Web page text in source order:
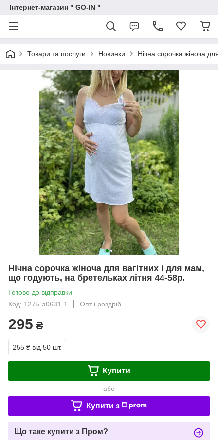
Інтернет-магазин " GO-IN "
Товари та послуги Новинки Нічна сорочка жіноча
Нічна сорочка жіноча для вагітних і для мам,
що годують, на бретельках літня 44-58р.
Готово до відправки
Код: 1275-а0631-1
Опт і роздріб
295 ₴
255 ₴ від 50 шт.
Купити
або
Купити з
Що таке купити з Пром?